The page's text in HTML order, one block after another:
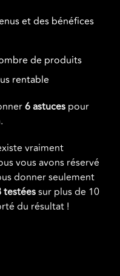
et des bénéfices
de produits
rentable
6 astuces pour
vraiment
vous avons réservé
donner seulement
testéessur plus de 10
du résultat !